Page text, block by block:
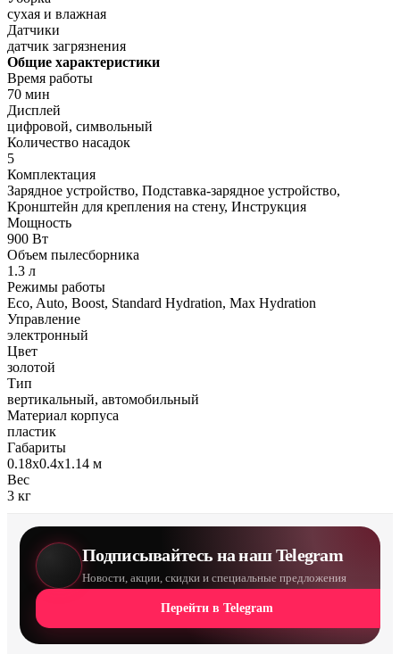
сухая и влажная
Датчики
датчик загрязнения
Общие характеристики
Время работы
70 мин
Дисплей
цифровой, символьный
Количество насадок
5
Комплектация
Зарядное устройство, Подставка-зарядное устройство,
Кронштейн для крепления на стену, Инструкция
Мощность
900 Вт
Объем пылесборника
1.3 л
Режимы работы
Eco, Auto, Boost, Standard Hydration, Max Hydration
Управление
электронный
Цвет
золотой
Тип
вертикальный, автомобильный
Материал корпуса
пластик
Габариты
0.18x0.4x1.14 м
Вес
3 кг
Подписывайтесь на наш Telegram
Новости, акции, скидки и специальные предложения
Перейти в Telegram